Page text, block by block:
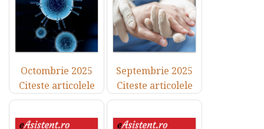
Octombrie 2025
Citeste articolele
Septembrie 2025
Citeste articolele